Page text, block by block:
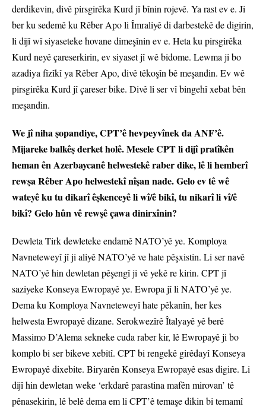
derdikevin, divê pirsgirêka Kurd jî bînin rojevê. Ya rast ev e. Ji
ber ku sedemê ku Rêber Apo li Îmraliyê di darbestekê de digirin,
li dijî wî siyaseteke hovane dimeşînin ev e. Heta ku pirsgirêka
Kurd neyê çareserkirin, ev siyaset jî wê bidome. Lewma ji bo
azadiya fîzîkî ya Rêber Apo, divê têkoşîn bê meşandin. Ev wê
pirsgirêka Kurd jî çareser bike. Divê li ser vî bingehî xebat bên
meşandin.
We jî niha şopandiye, CPT’ê hevpeyvînek da ANF’ê.
Mijareke balkêş derket holê. Mesele CPT li dijî pratîkên
heman ên Azerbaycanê helwestekê raber dike, lê li hemberî
rewşa Rêber Apo helwestekî nîşan nade. Gelo ev tê wê
wateyê ku tu dikarî êşkenceyê li wî/ê bikî, tu nikarî li vî/ê
bikî? Gelo hûn vê rewşê çawa dinirxînin?
Dewleta Tirk dewleteke endamê NATO’yê ye. Komploya
Navneteweyî jî ji aliyê NATO’yê ve hate pêşxistin. Li ser navê
NATO’yê hin dewletan pêşengî ji vê yekê re kirin. CPT jî
saziyeke Konseya Ewropayê ye. Ewropa jî li NATO’yê ye.
Dema ku Komploya Navneteweyî hate pêkanîn, her kes
helwesta Ewropayê dizane. Serokwezîrê Îtalyayê yê berê
Massimo D’Alema sekneke cuda raber kir, lê Ewropayê ji bo
komplo bi ser bikeve xebitî. CPT bi rengekê girêdayî Konseya
Ewropayê dixebite. Biryarên Konseya Ewropayê esas digire. Li
dijî hin dewletan weke ‘erkdarê parastina mafên mirovan’ tê
pênasekirin, lê belê dema em li CPT’ê temaşe dikin bi temamî